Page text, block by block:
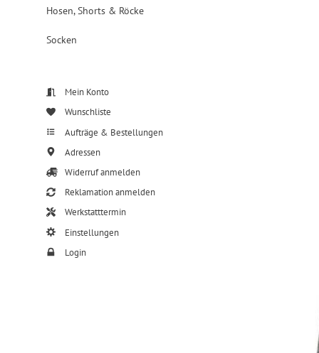
Hosen, Shorts & Röcke
Socken
Mein Konto
Wunschliste
Aufträge & Bestellungen
Adressen
Widerruf anmelden
Reklamation anmelden
Werkstatttermin
Einstellungen
Login